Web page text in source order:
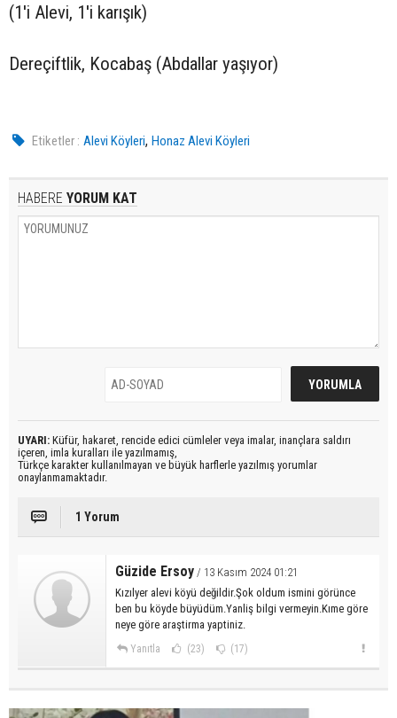
(1'i Alevi, 1'i karışık)
Dereçiftlik, Kocabaş (Abdallar yaşıyor)
Etiketler : Alevi Köyleri,Honaz Alevi Köyleri
HABERE YORUM KAT
UYARI: Küfür, hakaret, rencide edici cümleler veya imalar, inançlara saldırı
içeren, imla kuralları ile yazılmamış,
Türkçe karakter kullanılmayan ve büyük harflerle yazılmış yorumlar
onaylanmamaktadır.
1 Yorum
Güzide Ersoy / 13 Kasım 2024 01:21
Kızılyer alevi köyü değildir.Şok oldum ismini görünce
ben bu köyde büyüdüm.Yanliş bilgi vermeyin.Kıme göre
neye göre araştirma yaptiniz.
Yanıtla (23) (17)